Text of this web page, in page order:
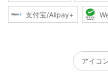
支付宝/Alipay+
アイコ